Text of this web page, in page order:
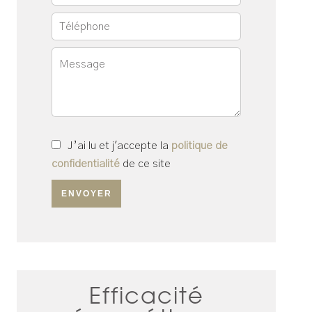
J’ai lu et j'accepte la politique de
confidentialité de ce site
ENVOYER
Efficacité